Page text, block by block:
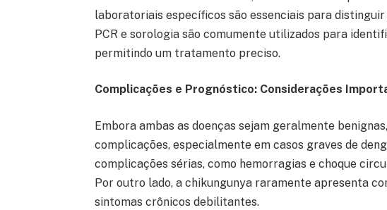
laboratoriais específicos são essenciais para
PCR e sorologia são comumente utilizados para
permitindo um tratamento preciso.
Complicações e Prognóstico: Considerações
Embora ambas as doenças sejam geralmente
complicações, especialmente em casos graves de
complicações sérias, como hemorragias e choque
Por outro lado, a chikungunya raramente apresenta
sintomas crônicos debilitantes.